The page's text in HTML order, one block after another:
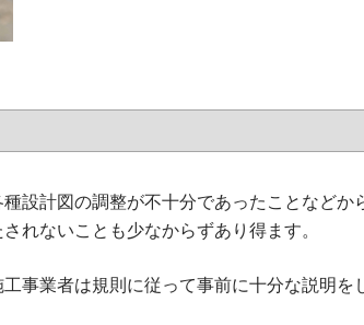
設計図の調整が不十分であったことなどか
れないことも少なからずあり得ます。
事業者は規則に従って事前に十分な説明を